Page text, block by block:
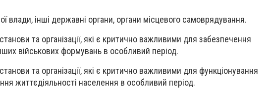
влади, інші державні органи, органи місцевого самоврядування.
та організації, які є критично важливими для забезпечення
військових формувань в особливий період.
та організації, які є критично важливими для функціонування
життєдіяльності населення в особливий період.